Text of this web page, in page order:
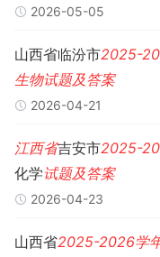
2026-05-05
山西省临汾市2025-
生物试题及答案
2026-04-21
江西省吉安市2025-
化学试题及答案
2026-04-23
山西省2025-2026学